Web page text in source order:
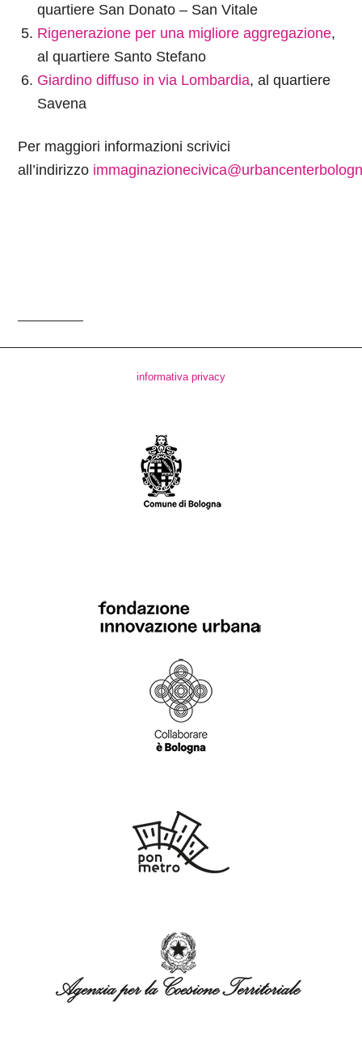
quartiere San Donato – San Vitale
Rigenerazione per una migliore aggregazione,
al quartiere Santo Stefano
Giardino diffuso in via Lombardia, al quartiere
Savena
Per maggiori informazioni scrivici
all’indirizzo
informativa privacy